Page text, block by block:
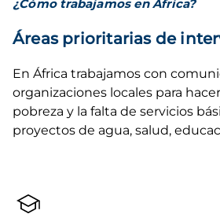
¿Cómo trabajamos en África?
Áreas prioritarias de
En África trabajamos con
organizaciones locales para
pobreza y la falta de servicios
proyectos de agua, salud,